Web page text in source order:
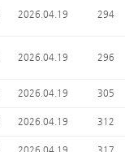
2026.04.19 294
2026.04.19 296
2026.04.19 305
2026.04.19 312